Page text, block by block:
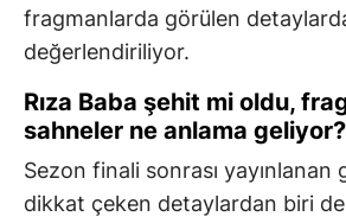
fragmanlarda görülen
değerlendiriliyor.
Rıza Baba şehit mi oldu,
sahneler ne anlama geliyor?
Sezon finali sonrası yayınlanan
dikkat çeken detaylardan biri